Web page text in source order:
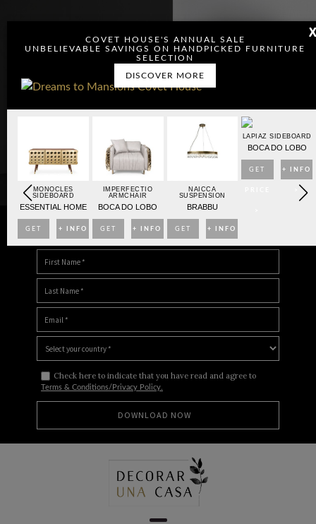
X
COVET HOUSE'S ANNUAL SALE
UNBELIEVABLE SAVINGS ON HANDPICKED FURNITURE
SELECTION
DISCOVER MORE
MONOCLES
SIDEBOARD
ESSENTIAL HOME
GET
PRICE
+ INFO
>
IMPERFECTIO
ARMCHAIR
BOCA DO LOBO
GET
PRICE
+ INFO
>
NAICCA
SUSPENSION
BRABBU
GET
PRICE
+ INFO
>
LAPIAZ SIDEBOARD
BOCA DO LOBO
GET + INFO
DOWNLOAD DREAMS TO MANSIONS
Check here to indicate that you have read and agree to
Terms & Conditions/Privacy Policy.